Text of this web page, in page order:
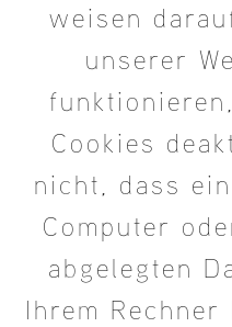
weisen
unserer
Cookies
nicht, dass
Computer
abgelegten
Ihrem